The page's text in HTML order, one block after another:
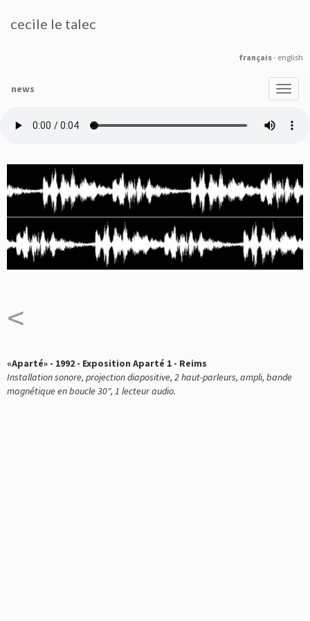
cecile le talec
français- english
news
<
«Aparté» - 1992 - Exposition Aparté 1 - Reims
Installation sonore, projection diapositive, 2 haut-parleurs, ampli, bande
magnétique en boucle 30", 1 lecteur audio.